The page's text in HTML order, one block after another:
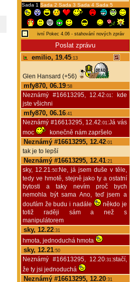
Sada 1 Sada 2 Sada 3 Sada 4 Sada 5
emilio, 19.45:13
Glen Hansard (+56)
mfy870, 06.19:58
Neznámý #16613295, 12.42:01: kde
jste všichni
mfy870, 06.16:41
Neznámý #16613295, 12.42:01:Já vás
moc
konečně nám zapršelo
Neznámý #16613295, 12.42:01
tak je to lepší
Neznámý #16613295, 12.41:21
sky, 12.21:50:Ne, já jsem duše v těle,
tedy ve hmotě, stejně jako ty a ostatní
bytosti a taky nevím proč bych
nemohla být sama Ano, teď jsem a
doufám že budu i nadále
někdo je
totiž raději sám a než s
manipulátorem
sky, 12.22:31
hmota, jednoduchá hmota
sky, 12.21:50
Neznámý #16613295, 12.20:31:stačí,
že ty jsi jednoduchá
Neznámý #16613295, 12.20:31